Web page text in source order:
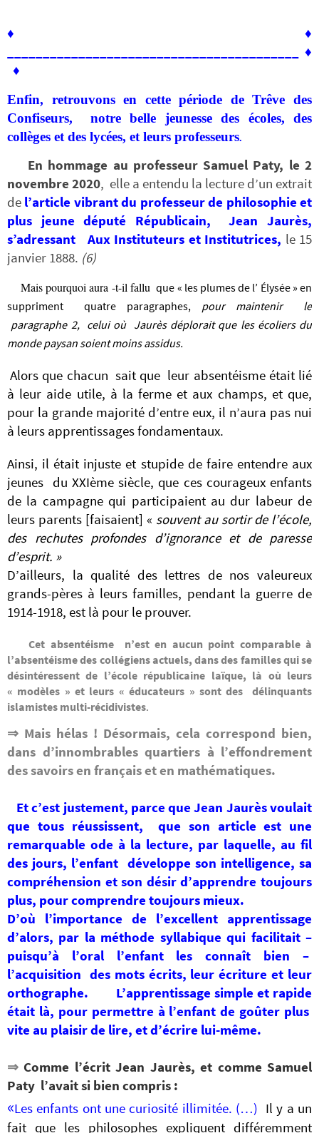
♦ ♦
_________________________________________ ♦
♦
Enfin, retrouvons en cette période de Trêve des
Confiseurs, notre belle jeunesse des écoles, des
collèges et des lycées, et leurs professeurs.
En hommage au professeur Samuel Paty, le 2
novembre 2020, elle a entendu la lecture d’un extrait
de l’article vibrant du professeur de philosophie et
plus jeune député Républicain, Jean Jaurès,
s’adressant Aux Instituteurs et Institutrices, le 15
janvier 1888. (6)
Mais pourquoi aura -t-il fallu que « les plumes de l’ Élysée » en
suppriment quatre paragraphes, pour maintenir le
paragraphe 2, celui où Jaurès déplorait que les écoliers du
monde paysan soient moins assidus.
Alors que chacun sait que leur absentéisme était lié
à leur aide utile, à la ferme et aux champs, et que,
pour la grande majorité d’entre eux, il n’aura pas nui
à leurs apprentissages fondamentaux.
Ainsi, il était injuste et stupide de faire entendre aux
jeunes du XXIème siècle, que ces courageux enfants
de la campagne qui participaient au dur labeur de
leurs parents [faisaient] « souvent au sortir de l’école,
des rechutes profondes d’ignorance et de paresse
d’esprit. »
D’ailleurs, la qualité des lettres de nos valeureux
grands-pères à leurs familles, pendant la guerre de
1914-1918, est là pour le prouver.
Cet absentéisme n’est en aucun point comparable à
l’absentéisme des collégiens actuels, dans des familles qui se
désintéressent de l’école républicaine laïque, là où leurs
« modèles » et leurs « éducateurs » sont des délinquants
islamistes multi-récidivistes.
⇒ Mais hélas ! Désormais, cela correspond bien,
dans d’innombrables quartiers à l’effondrement
des savoirs en français et en mathématiques.
Et c’est justement, parce que Jean Jaurès voulait
que tous réussissent, que son article est une
remarquable ode à la lecture, par laquelle, au fil
des jours, l’enfant développe son intelligence, sa
compréhension et son désir d’apprendre toujours
plus, pour comprendre toujours mieux.
D’où l’importance de l’excellent apprentissage
d’alors, par la méthode syllabique qui facilitait –
puisqu’à l’oral l’enfant les connaît bien –
l’acquisition des mots écrits, leur écriture et leur
orthographe. L’apprentissage simple et rapide
était là, pour permettre à l’enfant de goûter plus
vite au plaisir de lire, et d’écrire lui-même.
⇒ Comme l’écrit Jean Jaurès, et comme Samuel
Paty l’avait si bien compris :
«Les enfants ont une curiosité illimitée. (…) Il y a un
fait que les philosophes expliquent différemment